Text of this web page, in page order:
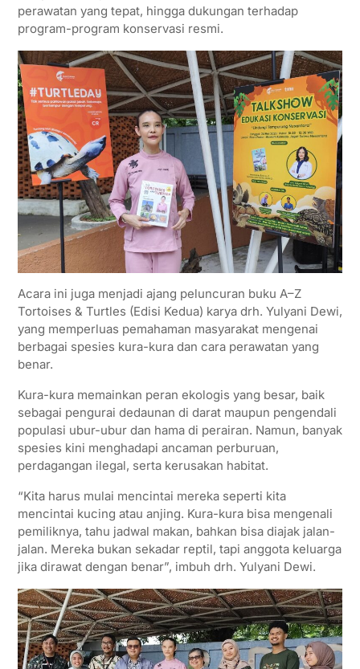
perawatan yang tepat, hingga dukungan terhadap
program-program konservasi resmi.
Acara ini juga menjadi ajang peluncuran buku A–Z
Tortoises & Turtles (Edisi Kedua) karya drh. Yulyani Dewi,
yang memperluas pemahaman masyarakat mengenai
berbagai spesies kura-kura dan cara perawatan yang
benar.
Kura-kura memainkan peran ekologis yang besar, baik
sebagai pengurai dedaunan di darat maupun pengendali
populasi ubur-ubur dan hama di perairan. Namun, banyak
spesies kini menghadapi ancaman perburuan,
perdagangan ilegal, serta kerusakan habitat.
“Kita harus mulai mencintai mereka seperti kita
mencintai kucing atau anjing. Kura-kura bisa mengenali
pemiliknya, tahu jadwal makan, bahkan bisa diajak jalan-
jalan. Mereka bukan sekadar reptil, tapi anggota keluarga
jika dirawat dengan benar”, imbuh drh. Yulyani Dewi.